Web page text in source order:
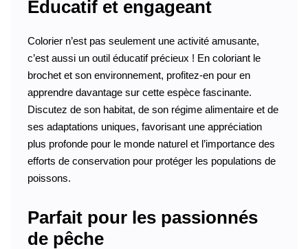
Éducatif et engageant
Colorier n’est pas seulement une activité amusante,
c’est aussi un outil éducatif précieux ! En coloriant le
brochet et son environnement, profitez-en pour en
apprendre davantage sur cette espèce fascinante.
Discutez de son habitat, de son régime alimentaire et de
ses adaptations uniques, favorisant une appréciation
plus profonde pour le monde naturel et l’importance des
efforts de conservation pour protéger les populations de
poissons.
Parfait pour les passionnés
de pêche